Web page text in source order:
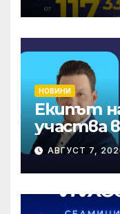
НОВИНИ
Екипът
участва
АВГУСТ 7,